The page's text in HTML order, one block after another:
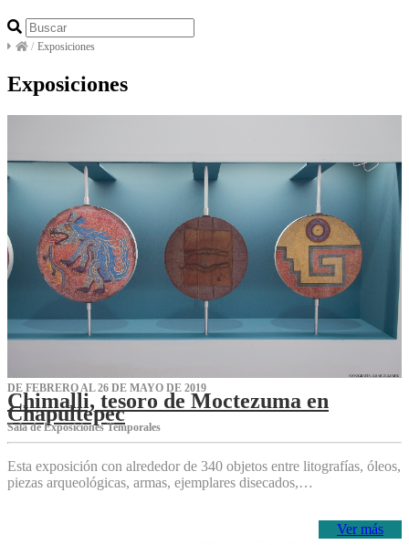
/ Exposiciones
Exposiciones
DE FEBRERO AL 26 DE MAYO DE 2019
Chimalli, tesoro de Moctezuma en
Chapultepec
Sala de Exposiciones Temporales
Esta exposición con alrededor de 340 objetos entre litografías, óleos,
piezas arqueológicas, armas, ejemplares disecados,…
Ver más